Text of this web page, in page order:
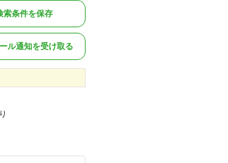
索条件を保存
ル通知を受け取る